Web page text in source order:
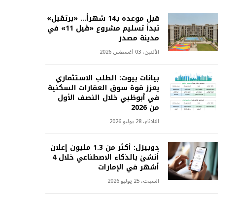
قبل موعده بـ14 شهراً... «برتڤيل»
تبدأ تسليم مشروع «ڤيل 11» في
مدينة مصدر
الأثنين، 03 أغسطس 2026
بيانات بيوت: الطلب الاستثماري
يعزز قوة سوق العقارات السكنية
في أبوظبي خلال النصف الأول
من 2026
الثلاثاء، 28 يوليو 2026
دوبيزل: أكثر من 1.3 مليون إعلان
أُنشئ بالذكاء الاصطناعي خلال 4
أشهر في الإمارات
السبت، 25 يوليو 2026